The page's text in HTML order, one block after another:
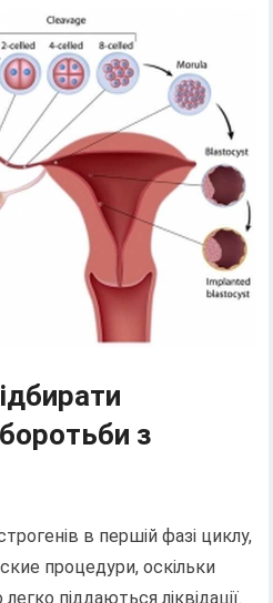
з
в першій фазі циклу,
процедури, оскільки
піддаються ліквідації.